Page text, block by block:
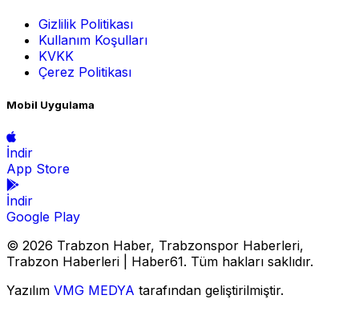
Gizlilik Politikası
Kullanım Koşulları
KVKK
Çerez Politikası
Mobil Uygulama
İndir
App Store
İndir
Google Play
© 2026 Trabzon Haber, Trabzonspor Haberleri,
Trabzon Haberleri | Haber61. Tüm hakları saklıdır.
Yazılım VMG MEDYA tarafından geliştirilmiştir.